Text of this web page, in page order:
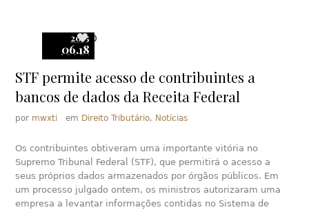
2015
06.18
0
STF permite acesso de contribuintes a
bancos de dados da Receita Federal
por mwxti em Direito Tributário, Notícias
Os contribuintes obtiveram uma importante vitória no
Supremo Tribunal Federal (STF), que permitirá o acesso a
seus próprios dados armazenados por órgãos públicos. Em
um processo julgado ontem, os ministros autorizaram uma
empresa a levantar informações contidas no Sistema de